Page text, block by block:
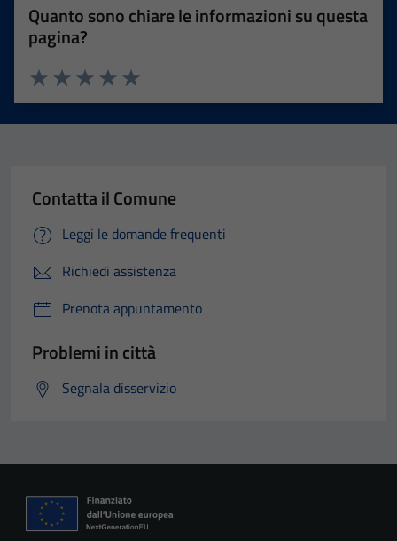
Quanto sono chiare le informazioni su questa
pagina?
Valuta 5 stelle su 5
Valuta 4 stelle su 5
Valuta 3 stelle su 5
Valuta 2 stelle su 5
Valuta 1 stelle su 5
Contatta il Comune
Leggi le domande frequenti
Richiedi assistenza
Prenota appuntamento
Problemi in città
Segnala disservizio